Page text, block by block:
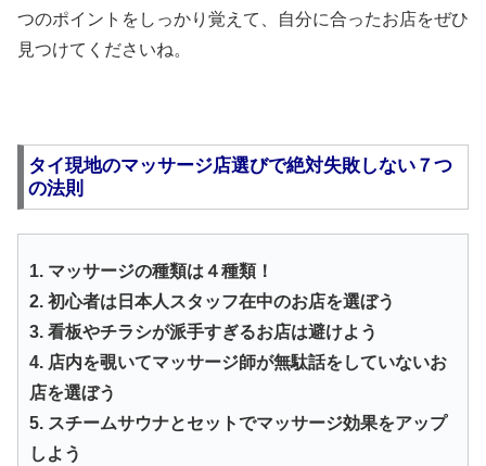
つのポイントをしっかり覚えて、自分に合ったお店をぜひ
見つけてくださいね。
タイ現地のマッサージ店選びで絶対失敗しない７つ
の法則
1. マッサージの種類は４種類！
2. 初心者は日本人スタッフ在中のお店を選ぼう
3. 看板やチラシが派手すぎるお店は避けよう
4. 店内を覗いてマッサージ師が無駄話をしていないお
店を選ぼう
5. スチームサウナとセットでマッサージ効果をアップ
しよう